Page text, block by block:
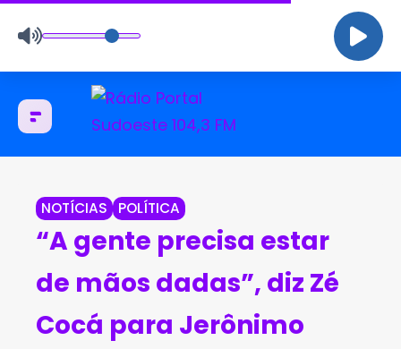
NOTÍCIAS POLÍTICA
“A gente precisa estar
de mãos dadas”, diz Zé
Cocá para Jerônimo